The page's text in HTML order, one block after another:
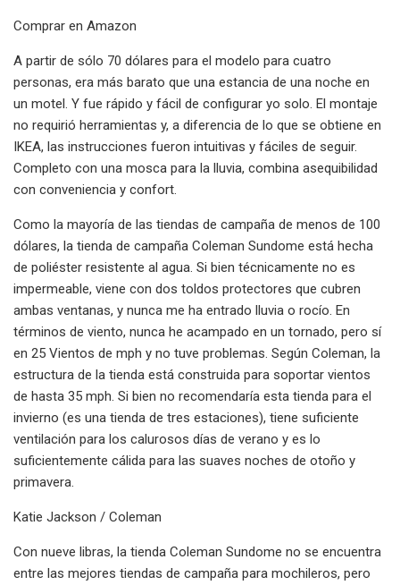
Comprar en Amazon
A partir de sólo 70 dólares para el modelo para cuatro
personas, era más barato que una estancia de una noche en
un motel. Y fue rápido y fácil de configurar yo solo. El montaje
no requirió herramientas y, a diferencia de lo que se obtiene en
IKEA, las instrucciones fueron intuitivas y fáciles de seguir.
Completo con una mosca para la lluvia, combina asequibilidad
con conveniencia y confort.
Como la mayoría de las tiendas de campaña de menos de 100
dólares, la tienda de campaña Coleman Sundome está hecha
de poliéster resistente al agua. Si bien técnicamente no es
impermeable, viene con dos toldos protectores que cubren
ambas ventanas, y nunca me ha entrado lluvia o rocío. En
términos de viento, nunca he acampado en un tornado, pero sí
en 25 Vientos de mph y no tuve problemas. Según Coleman, la
estructura de la tienda está construida para soportar vientos
de hasta 35 mph. Si bien no recomendaría esta tienda para el
invierno (es una tienda de tres estaciones), tiene suficiente
ventilación para los calurosos días de verano y es lo
suficientemente cálida para las suaves noches de otoño y
primavera.
Katie Jackson / Coleman
Con nueve libras, la tienda Coleman Sundome no se encuentra
entre las mejores tiendas de campaña para mochileros, pero